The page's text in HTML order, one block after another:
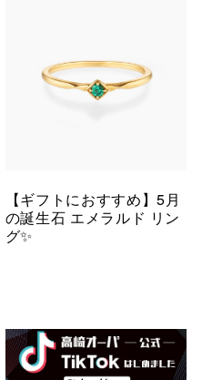
【ギフトにおすすめ】5月
の誕生石 エメラルド リン
グ✨